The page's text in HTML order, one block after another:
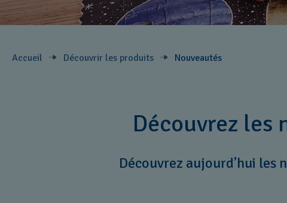
Accueil Découvrir les produits Nouveautés
Découvrez les
Découvrez aujourd’hui les